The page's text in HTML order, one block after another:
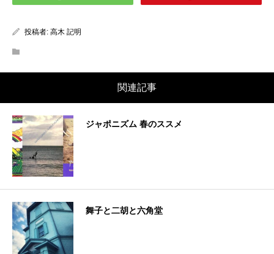
投稿者: 高木 記明
関連記事
ジャポニズム 春のススメ
舞子と二胡と六角堂